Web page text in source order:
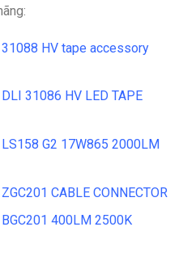
HV tape accessory
31086 HV LED TAPE
G2 17W865 2000LM
CABLE CONNECTOR
400LM 2500K